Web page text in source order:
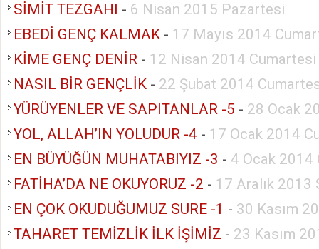
SİMİT TEZGAHI - 6 Nisan 2015 Pazartesi
EBEDİ GENÇ KALMAK - 17 Mayıs 2014
KİME GENÇ DENİR - 12 Nisan 2014 Cumartesi
NASIL BİR GENÇLİK - 22 Şubat 2014
YÜRÜYENLER VE SAPITANLAR -5 - 28 Ocak
YOL, ALLAH’IN YOLUDUR -4 - 17 Ocak 2014
EN BÜYÜĞÜN MUHATABIYIZ -3 - 4 Ocak 2014
FATİHA’DA NE OKUYORUZ -2 - 17 Aralık 2013
EN ÇOK OKUDUĞUMUZ SURE -1 - 30 Kasım
TAHARET TEMİZLİK İLK İŞİMİZ - 23 Kasım